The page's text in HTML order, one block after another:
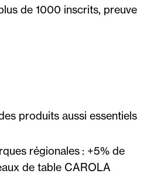
de 1000 inscrits, preuve
produits aussi essentiels
régionales : +5% de
de table CAROLA